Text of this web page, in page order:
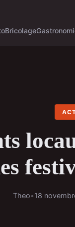
Bricolage
Theo•18